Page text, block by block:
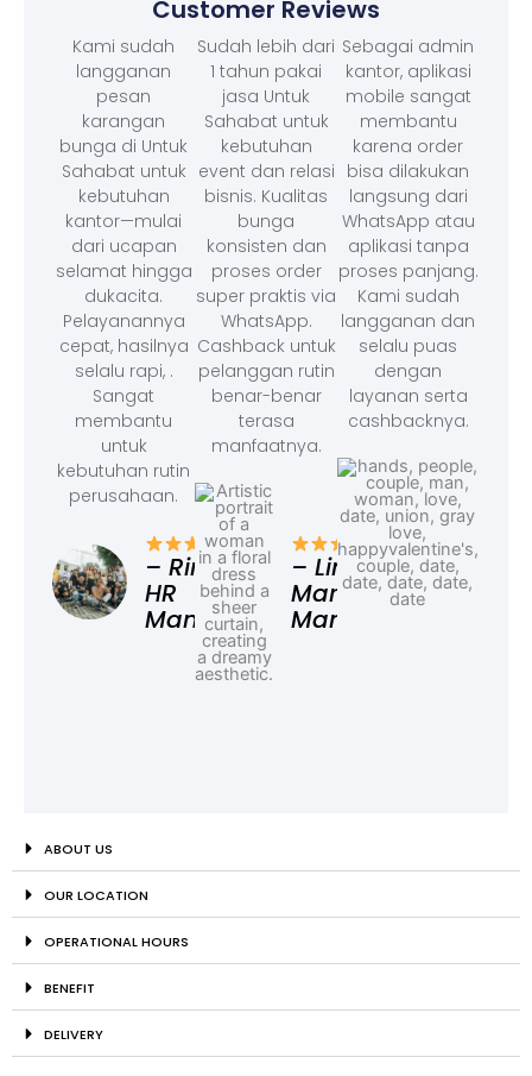
Customer Reviews
Kami sudah
langganan
pesan
karangan
bunga di Untuk
Sahabat untuk
kebutuhan
kantor—mulai
dari ucapan
selamat hingga
dukacita.
Pelayanannya
cepat, hasilnya
selalu rapi, .
Sangat
membantu
untuk
kebutuhan rutin
perusahaan.
– Rina,
HR
Manager
Sudah lebih dari
1 tahun pakai
jasa Untuk
Sahabat untuk
kebutuhan
event dan relasi
bisnis. Kualitas
bunga
konsisten dan
proses order
super praktis via
WhatsApp.
Cashback untuk
pelanggan rutin
benar-benar
terasa
manfaatnya.
– Linda,
Marketing
Manager
Sebagai admin
kantor, aplikasi
mobile sangat
membantu
karena order
bisa dilakukan
langsung dari
WhatsApp atau
aplikasi tanpa
proses panjang.
Kami sudah
langganan dan
selalu puas
dengan
layanan serta
cashbacknya.
ABOUT US
OUR LOCATION
OPERATIONAL HOURS
BENEFIT
DELIVERY